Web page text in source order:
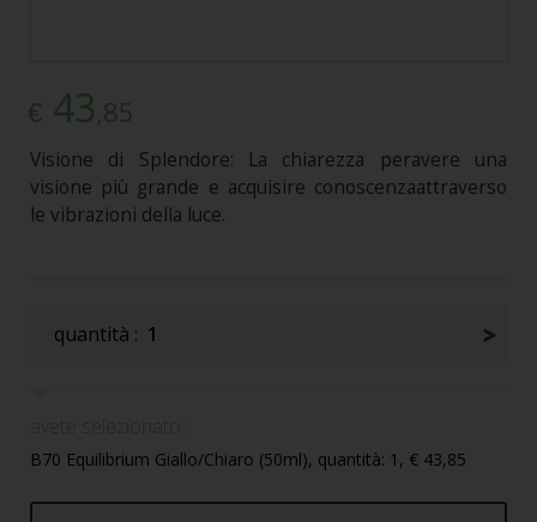
€ 43,85
Visione di Splendore: La chiarezza peravere una
visione più grande e acquisire conoscenzaattraverso
le vibrazioni della luce.
quantità : 1
B70 Equilibrium Giallo/Chiaro (50ml), quantità: 1, € 43,85